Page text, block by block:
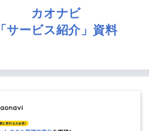
カオナビ
「サービス紹介」資料